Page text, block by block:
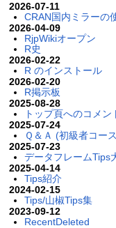
2026-07-11
CRAN国内ミラーの
2026-04-09
RjpWikiオープン
R史
2026-02-22
R のインストール
2026-02-20
R掲示板
2025-08-28
トップ頁へのコメン
2025-07-24
Ｑ＆Ａ (初級者コー
2025-07-23
データフレームTips
2025-04-14
Tips紹介
2024-02-15
Tips/山椒Tips集
2023-09-12
RecentDeleted